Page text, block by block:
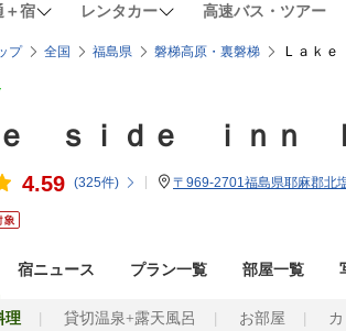
＋宿 レンタカー 高速バス・ツアー
プ 全国 福島県 磐梯高原・裏磐梯 Ｌａｋ
ｅ ｓｉｄｅ ｉｎｎ
4.59 (325件) 〒969-2701福島県耶麻郡北
宿ニュース プラン一覧 部屋一覧
理 貸切温泉+露天風呂 お部屋